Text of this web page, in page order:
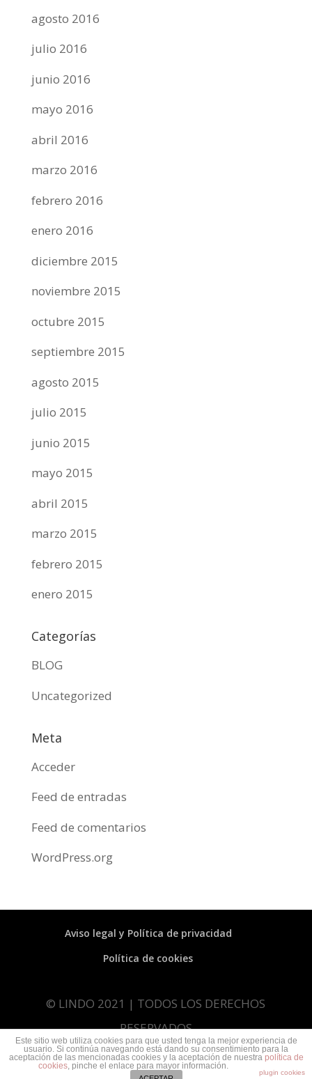
agosto 2016
julio 2016
junio 2016
mayo 2016
abril 2016
marzo 2016
febrero 2016
enero 2016
diciembre 2015
noviembre 2015
octubre 2015
septiembre 2015
agosto 2015
julio 2015
junio 2015
mayo 2015
abril 2015
marzo 2015
febrero 2015
enero 2015
Categorías
BLOG
Uncategorized
Meta
Acceder
Feed de entradas
Feed de comentarios
WordPress.org
Aviso legal y Política de privacidad
Política de cookies
© LINDO 2021 | TODOS LOS DERECHOS
RESERVADOS
Web diseñada porcristinaferris
Este sitio web utiliza cookies para que usted tenga la mejor experiencia de
usuario. Si continúa navegando está dando su consentimiento para la
aceptación de las mencionadas cookies y la aceptación de nuestra política de
cookies, pinche el enlace para mayor información.
plugin cookies